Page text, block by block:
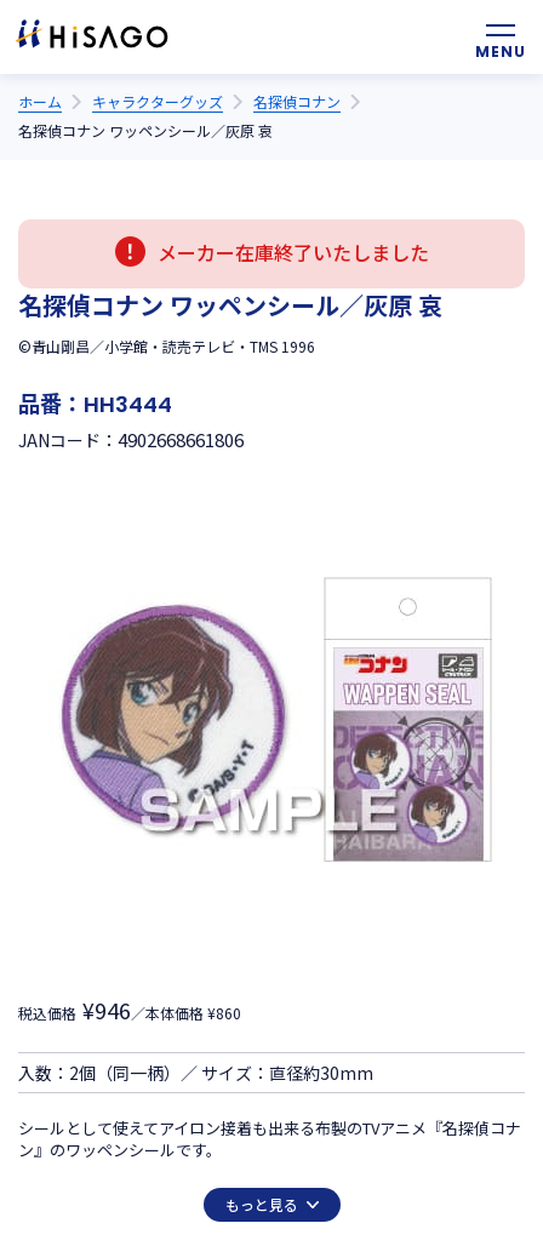
ホーム キャラクターグッズ
名探偵コナン
名探偵コナン ワッペンシール／灰原 哀
メーカー在庫終了いたしました
名探偵コナン ワッペンシール／灰原 哀
©青山剛昌／小学館・読売テレビ・TMS 1996
品番： HH3444
JANコード： 4902668661806
税込価格 ¥946／本体価格 ¥860
入数：2個（同一柄）／ サイズ：直径約30mm
シールとして使えてアイロン接着も出来る布製のTVアニメ『名探偵コナ
ン』のワッペンシールです。
【アイロンワッペンとしての使用方法】
布地に接着する際は、アイロンの温度をスチーム無し低温に設定いただ
もっと見る